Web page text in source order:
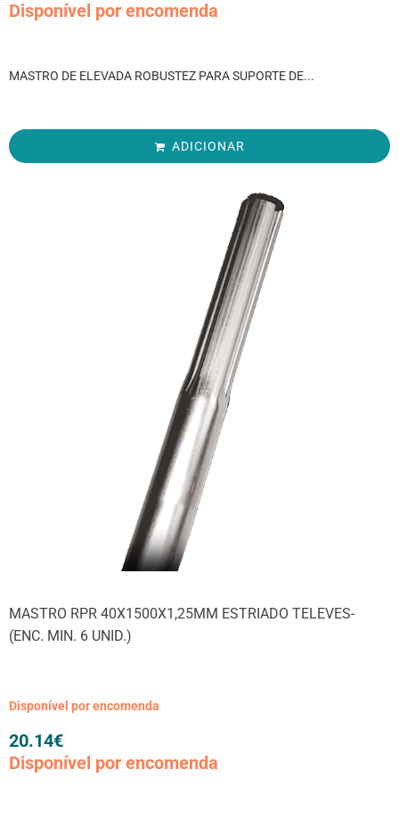
Disponível por encomenda
MASTRO DE ELEVADA ROBUSTEZ PARA SUPORTE DE...
ADICIONAR
MASTRO RPR 40X1500X1,25MM ESTRIADO TELEVES-
(ENC. MIN. 6 UNID.)
Disponível por encomenda
20.14€
Disponível por encomenda